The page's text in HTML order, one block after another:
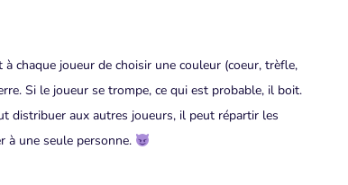
chaque joueur de choisir une couleur (coeur, trèfle,
Si le joueur se trompe, ce qui est probable, il boit.
distribuer aux autres joueurs, il peut répartir les
à une seule personne.